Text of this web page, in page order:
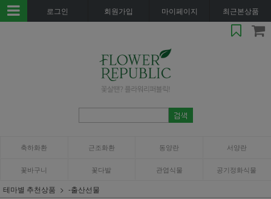
로그인 회원가입 마이페이지 최근본상품
축하화환 근조화환 동양란 서양란
꽃바구니 꽃다발 관엽식물 공기정화식물
테마별 추천상품 -출산선물